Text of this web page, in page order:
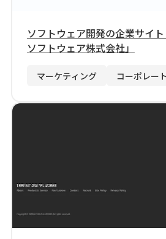
ソフトウェア開発の企業サイ
ソフトウェア株式会社」
マーケティング コーポレー